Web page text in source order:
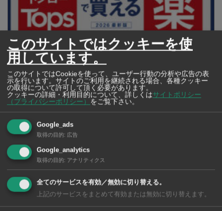
【タイ・バンコク】 マルシェトンロー内の「TOPS」で買える薬
2026年版
このサイトではクッキーを使
用しています。
このサイトではCookieを使って、ユーザー行動の分析や広告の表
示を行います。サイトのご利用を継続される場合、各種クッキー
の取得について許可して頂く必要があります。
クッキーの詳細・利用目的について、詳しくはサイトポリシー
（プライバシーポリシー）
をご覧下さい。
Google_ads
取得の目的: 広告
Google_analytics
取得の目的: アナリティクス
全てのサービスを有効／無効に切り替える。
上記のサービスをまとめて有効または無効に切り替えます。